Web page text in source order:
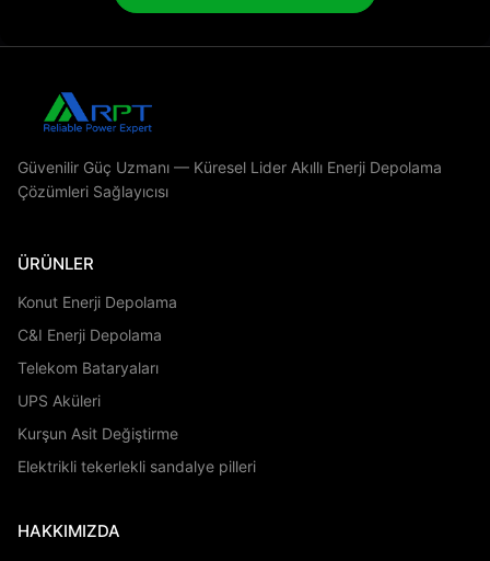
Güvenilir Güç Uzmanı — Küresel Lider Akıllı Enerji Depolama
Çözümleri Sağlayıcısı
ÜRÜNLER
Konut Enerji Depolama
C&I Enerji Depolama
Telekom Bataryaları
UPS Aküleri
Kurşun Asit Değiştirme
Elektrikli tekerlekli sandalye pilleri
HAKKIMIZDA